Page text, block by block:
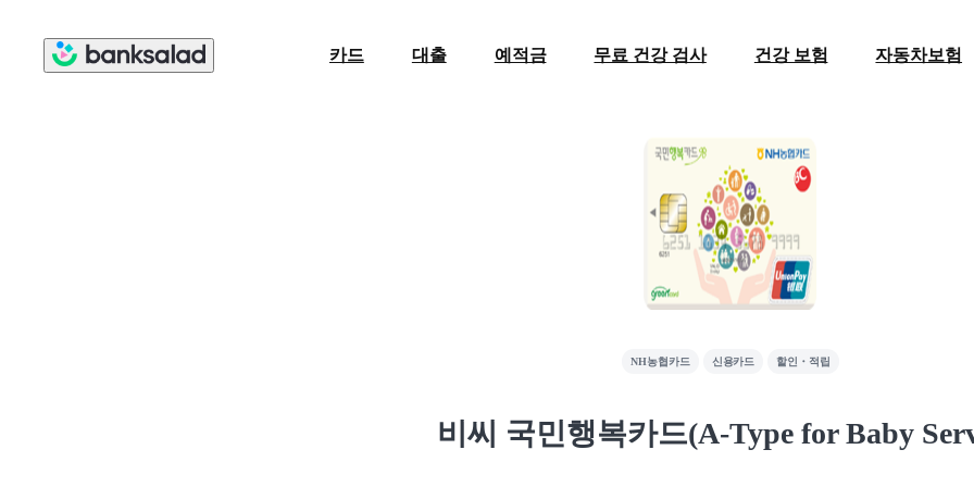
카드 대출 예적금 무료 건강 검사 건강 보험 자동차보험
NH농협카드 신용카드 할인・적립
비씨 국민행복카드(A-Type for Baby